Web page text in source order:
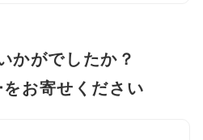
かがでしたか？
お寄せください